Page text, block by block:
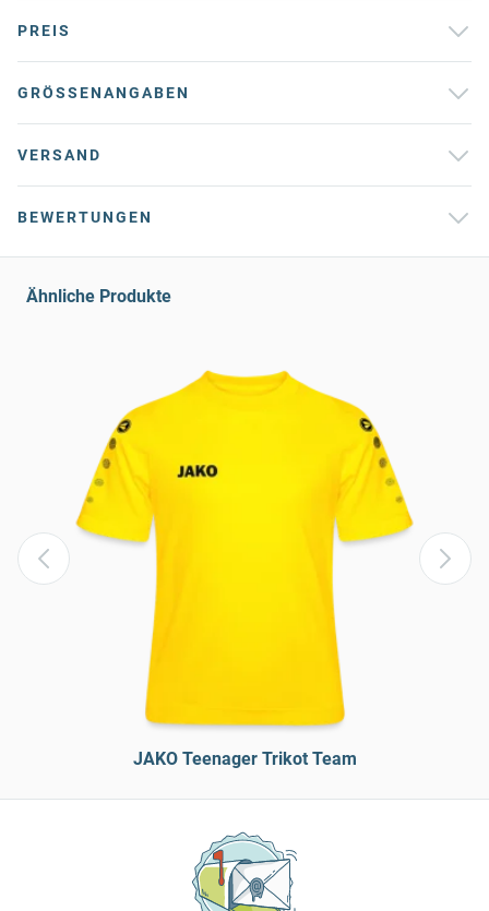
PREIS
GRÖSSENANGABEN
VERSAND
BEWERTUNGEN
Ähnliche Produkte
JAKO Teenager Trikot Team